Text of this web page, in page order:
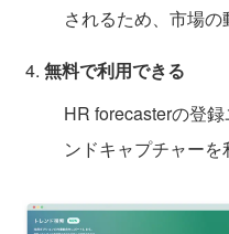
されるため、市場の
無料で利用できる
HR forecasterの登
ンドキャプチャーを